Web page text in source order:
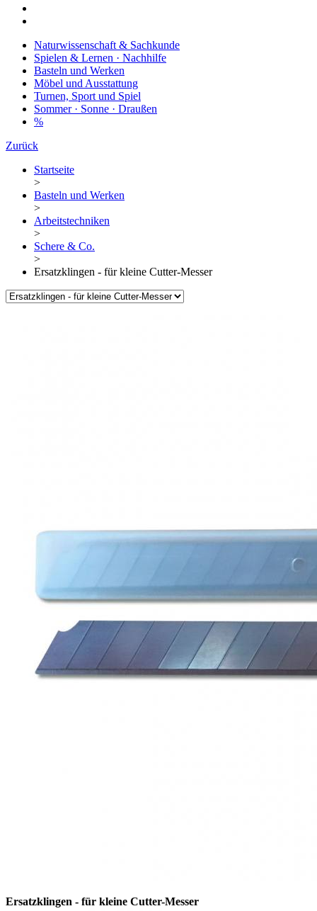
Naturwissenschaft & Sachkunde
Spielen & Lernen · Nachhilfe
Basteln und Werken
Möbel und Ausstattung
Turnen, Sport und Spiel
Sommer · Sonne · Draußen
%
Zurück
Startseite
>
Basteln und Werken
>
Arbeitstechniken
>
Schere & Co.
>
Ersatzklingen - für kleine Cutter-Messer
Ersatzklingen - für kleine Cutter-Messer